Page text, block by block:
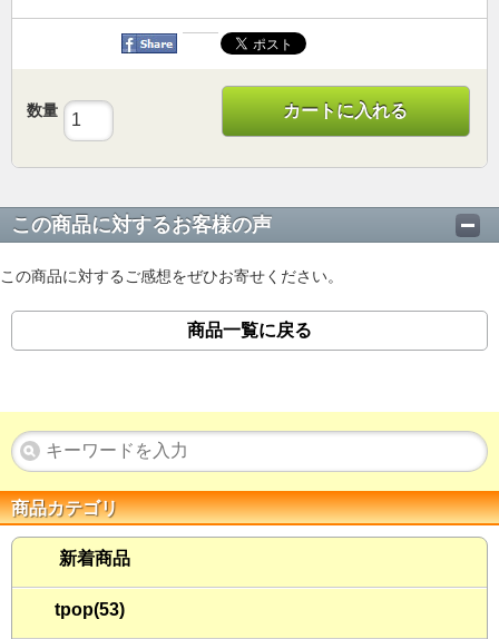
数量 カートに入れる
この商品に対するお客様の声
この商品に対するご感想をぜひお寄せください。
商品一覧に戻る
商品カテゴリ
新着商品
tpop(53)